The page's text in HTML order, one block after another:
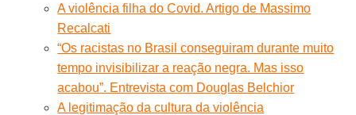
A violência filha do Covid. Artigo de Massimo
Recalcati
“Os racistas no Brasil conseguiram durante muito
tempo invisibilizar a reação negra. Mas isso
acabou”. Entrevista com Douglas Belchior
A legitimação da cultura da violência